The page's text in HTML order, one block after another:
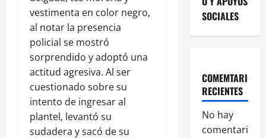
vestimenta en color negro,
al notar la presencia
policial se mostró
sorprendido y adoptó una
actitud agresiva. Al ser
cuestionado sobre su
intento de ingresar al
plantel, levantó su
sudadera y sacó de su
SOCIALES
COMEMTARIOS
RECIENTES
No hay
comentarios